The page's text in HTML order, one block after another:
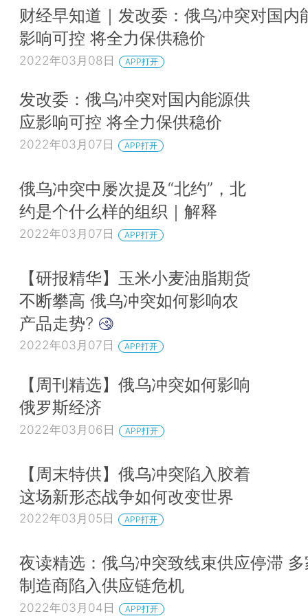
财经早知道｜发改委：俄乌冲突对国内
影响可控 将全力保供稳价
2022年03月08日 APP打开
发改委：俄乌冲突对国内能源供
应影响可控 将全力保供稳价
2022年03月07日 APP打开
俄乌冲突中屡次提及“北约”，北
约是个什么样的组织｜解释
2022年03月07日 APP打开
【研报精华】玉米小麦油脂期货
不断攀高 俄乌冲突如何影响农
产品走势?
2022年03月07日 APP打开
【周刊精选】俄乌冲突如何影响
俄罗斯经济
2022年03月06日 APP打开
【周末特供】俄乌冲突陷入胶着
这场新形态战争如何改变世界
2022年03月05日 APP打开
夜读精选：俄乌冲突致线束供应停滞
制造商陷入供应链危机
2022年03月04日 APP打开